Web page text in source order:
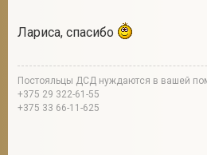
Лариса, спасибо
Постояльцы ДСД нуждаются в вашей
+375 29 322-61-55
+375 33 66-11-625